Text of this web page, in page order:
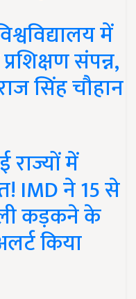
में
संपन्न,
सिंह चौहान
में
IMD ने 15 से
कड़कने के
किया